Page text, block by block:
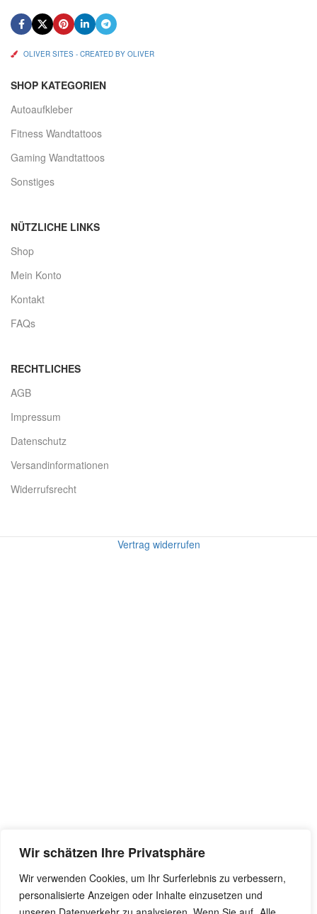
Wir schätzen Ihre Privatsphäre
Wir verwenden Cookies, um Ihr Surferlebnis zu verbessern,
personalisierte Anzeigen oder Inhalte einzusetzen und
OLIVER SITES - CREATED BY OLIVER
SHOP KATEGORIEN
Autoaufkleber
Fitness Wandtattoos
Gaming Wandtattoos
Sonstiges
NÜTZLICHE LINKS
Shop
Mein Konto
Kontakt
FAQs
RECHTLICHES
AGB
Impressum
Datenschutz
Versandinformationen
Widerrufsrecht
Vertrag widerrufen